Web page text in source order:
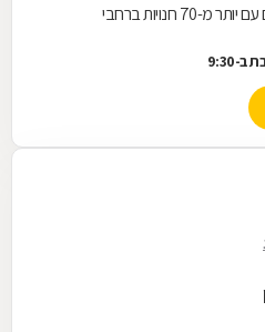
נשים בלבד,כיום עם יותר מ-70 חנויות ברחבי
9:30